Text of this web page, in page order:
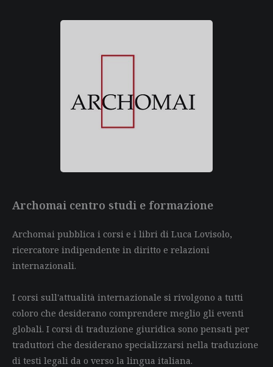
Archomai centro studi e formazione
Archomai pubblica i corsi e i libri di Luca Lovisolo,
ricercatore indipendente in diritto e relazioni
internazionali.
I corsi sull'attualità internazionale si rivolgono a tutti
coloro che desiderano comprendere meglio gli eventi
globali. I corsi di traduzione giuridica sono pensati per
traduttori che desiderano specializzarsi nella traduzione
di testi legali da o verso la lingua italiana.